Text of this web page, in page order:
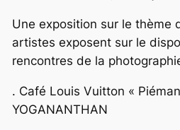
Une exposition sur le thème
artistes exposent sur le
rencontres de la
. Café Louis Vuitton «
YOGANANTHAN